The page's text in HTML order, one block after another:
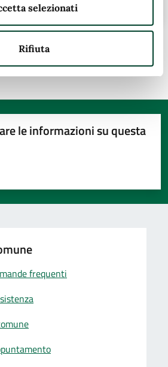
selezionati
Rifiuta
06/12/2024, 15:09
le informazioni su questa
5 stelle su 5
su 5
su 5
5
frequenti